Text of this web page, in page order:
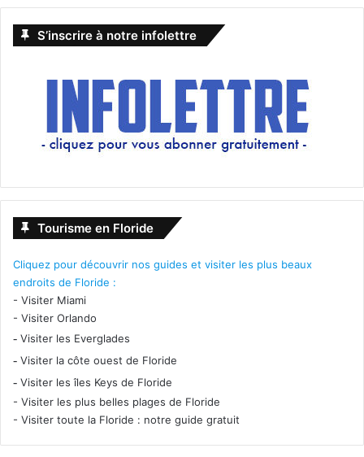
S’inscrire à notre infolettre
Tourisme en Floride
Cliquez pour découvrir nos guides et visiter les plus beaux
endroits de Floride :
- Visiter Miami
- Visiter Orlando
- Visiter les Everglades
- Visiter la côte ouest de Floride
- Visiter les îles Keys de Floride
- Visiter les plus belles plages de Floride
- Visiter toute la Floride : notre guide gratuit